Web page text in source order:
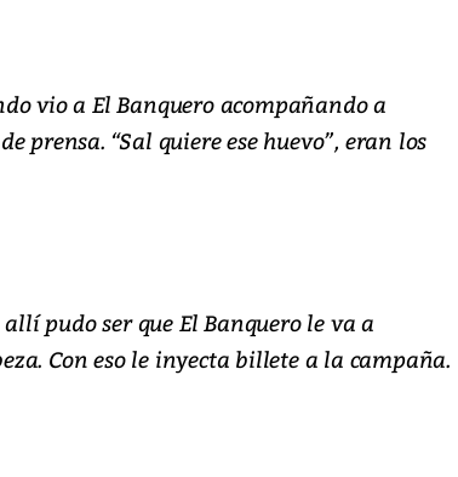
vio a El Banquero acompañando a
prensa. “Sal quiere ese huevo”, eran los
pudo ser que El Banquero le va a
Con eso le inyecta billete a la campaña.